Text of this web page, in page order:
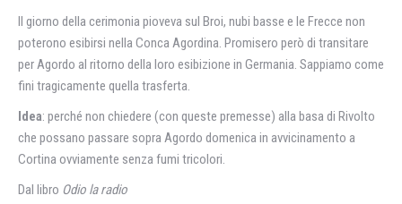
Il giorno della cerimonia pioveva sul Broi, nubi basse e le Frecce non
poterono esibirsi nella Conca Agordina. Promisero però di transitare
per Agordo al ritorno della loro esibizione in Germania. Sappiamo come
fini tragicamente quella trasferta.
Idea: perché non chiedere (con queste premesse) alla basa di Rivolto
che possano passare sopra Agordo domenica in avvicinamento a
Cortina ovviamente senza fumi tricolori.
Dal libro Odio la radio